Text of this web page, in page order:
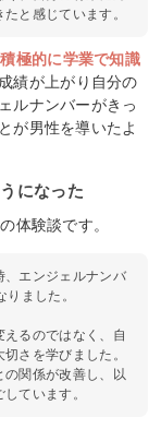
と感じています。
積極的に学業で知識
績が上がり自分の
ルナンバーがきっ
が男性を導いたよ
になった
体験談です。
、エンジェルナンバ
ました。
るのではなく、自
さを学びました。
の関係が改善し、以
ています。